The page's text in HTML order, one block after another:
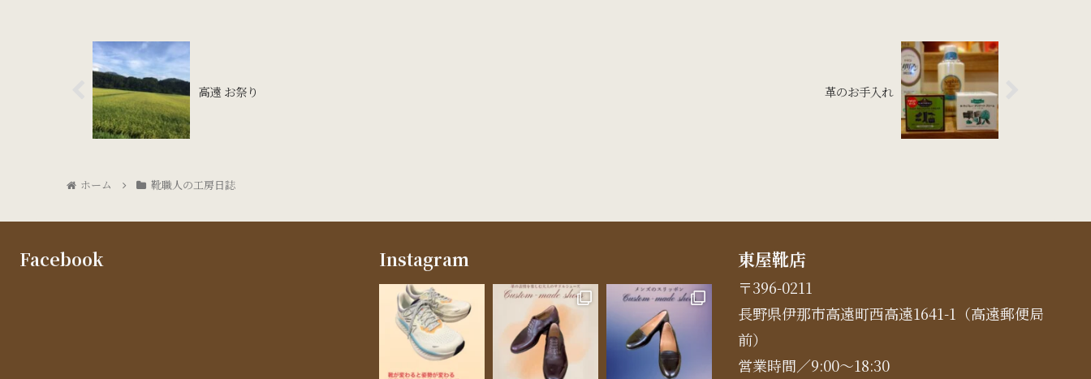
高遠 お祭り 革のお手入れ
ホーム 靴職人の工房日誌
Facebook Instagram 東屋靴店
〒396-0211
長野県伊那市高遠町西高遠1641-1（高遠郵便局
前）
営業時間／9:00～18:30